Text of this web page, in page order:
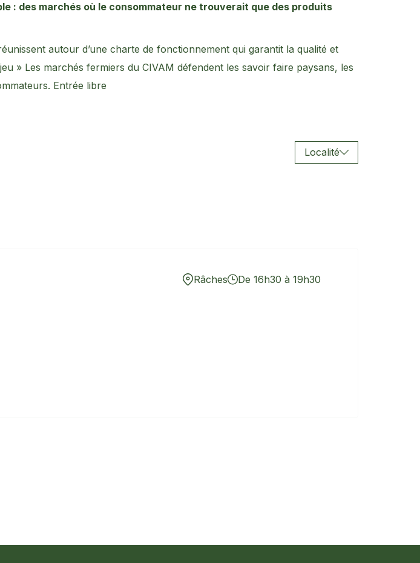
: des marchés où le consommateur ne trouverait que des produits
autour d’une charte de fonctionnement qui garantit la qualité et
» Les marchés fermiers du CIVAM défendent les savoir faire paysans, les
Entrée libre
Localité
Râches De 16h30 à 19h30